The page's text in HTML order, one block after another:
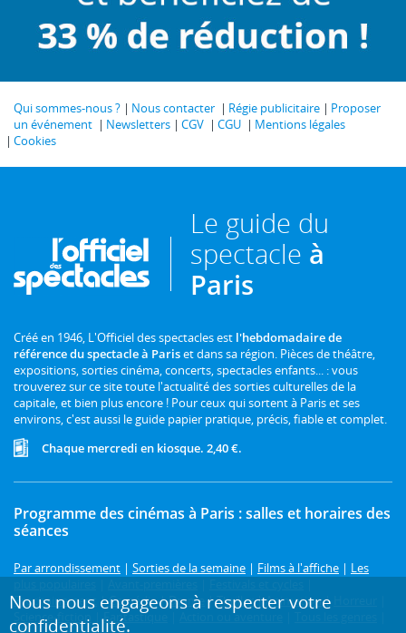
Qui sommes-nous ? Nous contacter Régie publicitaire
Proposer
un événement
Newsletters CGV CGU
Mentions légales
Cookies
Le guide du
spectacle à
Paris
Créé en 1946, L'Officiel des spectacles est l'hebdomadaire de
référence du spectacle à Pariset dans sa région. Pièces de théâtre,
expositions, sorties cinéma, concerts, spectacles enfants... : vous
trouverez sur ce site toute l'actualité des sorties culturelles de la
capitale, et bien plus encore ! Pour ceux qui sortent à Paris et ses
environs, c'est aussi le guide papier pratique, précis, fiable et complet.
Chaque mercredi en kiosque. 2,40 €.
Programme des cinémas à Paris : salles et horaires des
séances
Par arrondissement | Sorties de la semaine | Films à l'affiche | Les
Prochainement |Comédie|Drame |Thriller|Animation|
Science-fiction
|Fantastique Action ou aventure
Nous nous engageons à respecter votre
confidentialité.